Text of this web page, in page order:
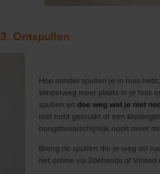
3. Ontspullen
Hoe minder spullen je in huis
simpelweg meer plaats in je huis
spullen en doe weg wat je niet
niet hebt gebruikt of een
hoogstwaarschijnlijk nooit meer
Breng de spullen die je weg wil
het online via 2dehands of